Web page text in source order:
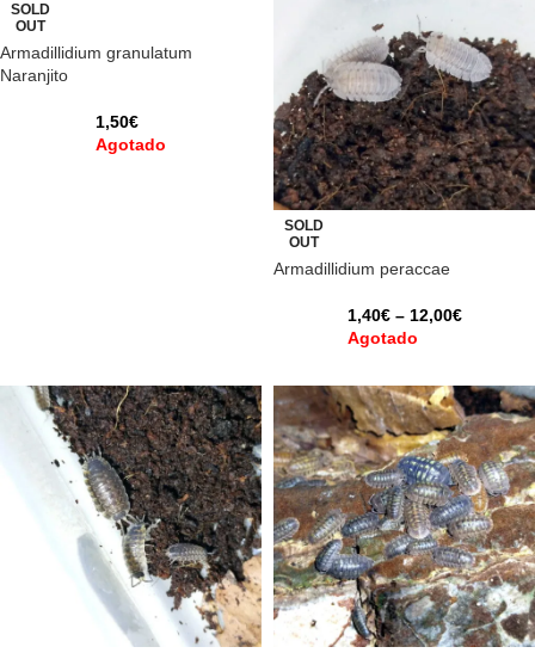
SOLD
OUT
Armadillidium granulatum
Naranjito
1,50€
Agotado
SOLD
OUT
Armadillidium peraccae
1,40€ – 12,00€
Agotado